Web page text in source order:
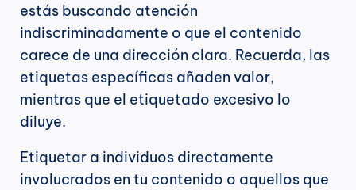
estás buscando atención
indiscriminadamente o que el contenido
carece de una dirección clara. Recuerda, las
etiquetas específicas añaden valor,
mientras que el etiquetado excesivo lo
diluye.
Etiquetar a individuos directamente
involucrados en tu contenido o aquellos que